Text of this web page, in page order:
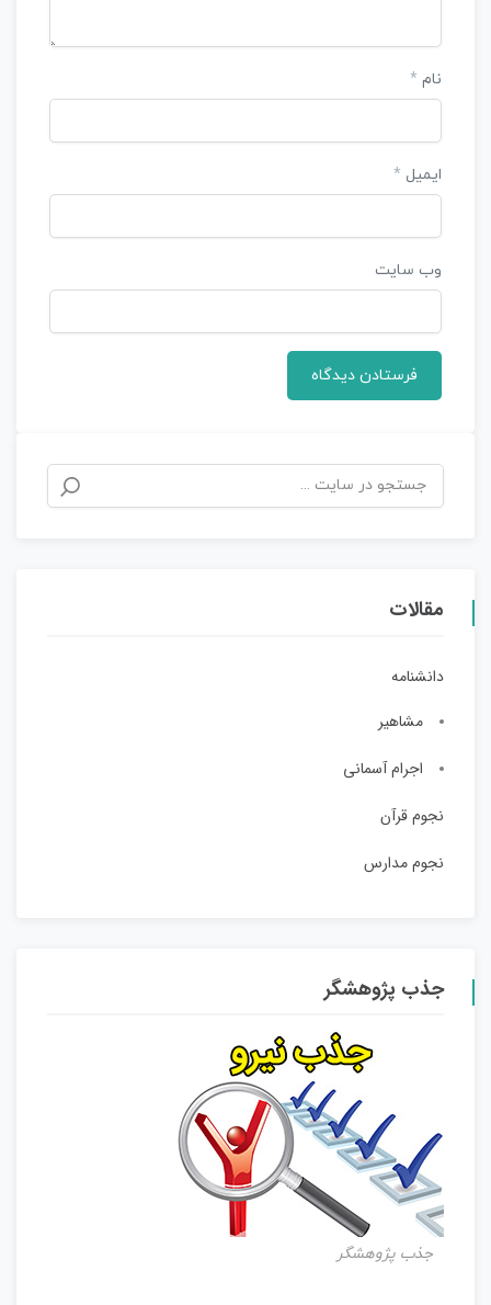
نام *
ایمیل *
وب‌ سایت
مقالات
دانشنامه
مشاهیر
اجرام آسمانی
نجوم قرآن
نجوم مدارس
جذب پژوهشگر
جذب پژوهشگر